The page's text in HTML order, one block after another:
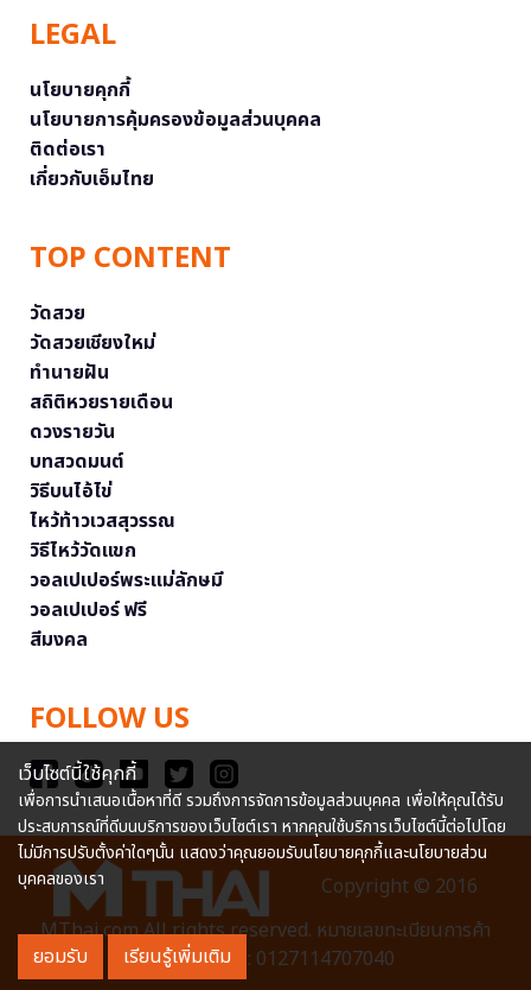
LEGAL
นโยบายคุกกี้
นโยบายการคุ้มครองข้อมูลส่วนบุคคล
ติดต่อเรา
เกี่ยวกับเอ็มไทย
TOP CONTENT
วัดสวย
วัดสวยเชียงใหม่
ทำนายฝัน
สถิติหวยรายเดือน
ดวงรายวัน
บทสวดมนต์
วิธีบนไอ้ไข่
ไหว้ท้าวเวสสุวรรณ
วิธีไหว้วัดแขก
วอลเปเปอร์พระแม่ลักษมี
วอลเปเปอร์ ฟรี
สีมงคล
FOLLOW US
Copyright © 2016
MThai.com All rights reserved. หมายเลขทะเบียนการค้า
อิเล็กทรอนิกส์ : 0127114707040
เว็บไซต์นี้ใช้คุกกี้
เพื่อการนำเสนอเนื้อหาที่ดี รวมถึงการจัดการข้อมูลส่วนบุคคล เพื่อให้คุณได้รับ
ประสบการณ์ที่ดีบนบริการของเว็บไซต์เรา หากคุณใช้บริการเว็บไซต์นี้ต่อไปโดย
ไม่มีการปรับตั้งค่าใดๆนั้น แสดงว่าคุณยอมรับนโยบายคุกกี้และนโยบายส่วน
บุคคลของเรา
ยอมรับ เรียนรู้เพิ่มเติม